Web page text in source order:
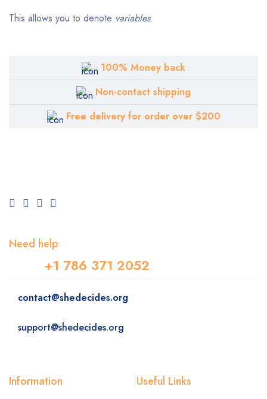
This allows you to denote variables.
100% Money back
Non-contact shipping
Free delivery for order over $200
Need help
+1 786 371 2052
contact@shedecides.org
support@shedecides.org
Information Useful Links